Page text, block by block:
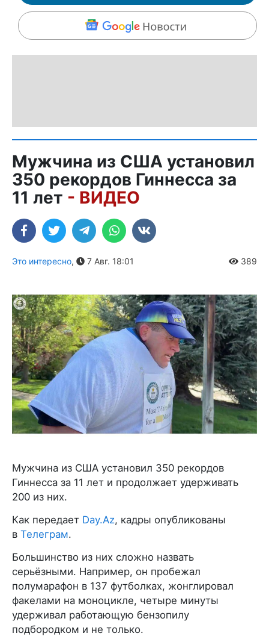
Мужчина из США установил
350 рекордов Гиннесса за
11 лет - ВИДЕО
Это интересно, 7 Авг. 18:01 389
Мужчина из США установил 350 рекордов
Гиннесса за 11 лет и продолжает удерживать
200 из них.
Как передает Day.Az, кадры опубликованы
в Телеграм.
Большинство из них сложно назвать
серьёзными. Например, он пробежал
полумарафон в 137 футболках, жонглировал
факелами на моноцикле, четыре минуты
удерживал работающую бензопилу
подбородком и не только.